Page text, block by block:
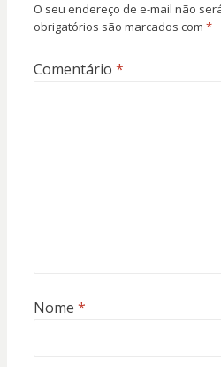
O seu endereço de e-mail não
obrigatórios são marcados com *
Comentário *
Nome *